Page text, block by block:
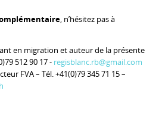
, n’hésitez pas à
en migration et auteur de la présente
512 90 17 - regisblanc.rb@gmail.com
FVA – Tél. +41(0)79 345 71 15 –